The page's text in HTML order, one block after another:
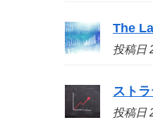
The
投稿日
スト
投稿日